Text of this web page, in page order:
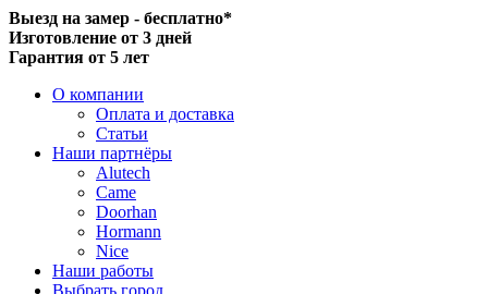
Выезд на замер - бесплатно*
Изготовление от 3 дней
Гарантия от 5 лет
О компании
Оплата и доставка
Статьи
Наши партнёры
Alutech
Came
Doorhan
Hormann
Nice
Наши работы
Выбрать город